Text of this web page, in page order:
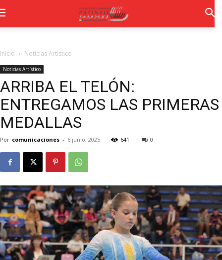
Inicio Noticias Artístico
Noticias Artístico
ARRIBA EL TELÓN:
ENTREGAMOS LAS PRIMERAS
MEDALLAS
Por comunicaciones - 6 junio, 2025 641 0